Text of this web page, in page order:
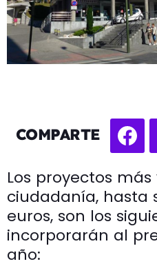
COMPARTE
Los proyectos
ciudadanía, hasta
euros, son los
incorporarán al
año: